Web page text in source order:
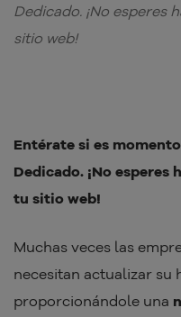
Dedicado. ¡No esperes
sitio web!
Entérate si es
Dedicado. ¡No
tu sitio web!
Muchas veces las
necesitan actualizar su
proporcionándole una